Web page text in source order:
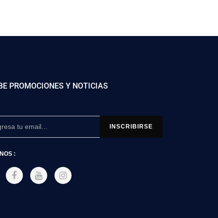
PROMOCIONES Y NOTICIAS
: